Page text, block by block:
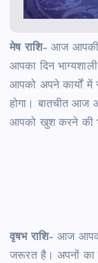
मेष राशि– आज आपकी
आपका दिन
आपको अपने कार्यों में
होगा। बातचीत आज
आपको खुश करने की
वृषभ राशि– आज
जरूरत है। अपनों का